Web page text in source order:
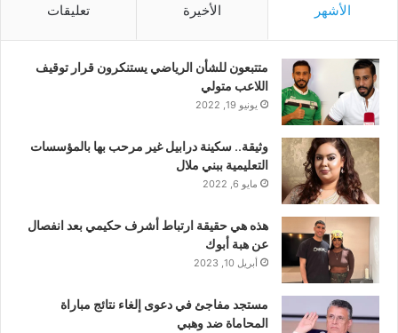
الأشهر الأخيرة تعليقات
متتبعون للشأن الرياضي يستنكرون قرار توقيف
اللاعب متولي
يونيو 19, 2022
وثيقة.. سكينة درابيل غير مرحب بها بالمؤسسات
التعليمية ببني ملال
مايو 6, 2022
هذه هي حقيقة ارتباط أشرف حكيمي بعد انفصال
عن هبة أبوك
أبريل 10, 2023
مستجد مفاجئ في دعوى إلغاء نتائج مباراة
المحاماة ضد وهبي